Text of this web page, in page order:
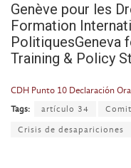
Genève pour les
Formation
PolitiquesGeneva
Training & Policy
CDH Punto 10 Declaración
Tags: artículo 34
Crisis de desapariciones